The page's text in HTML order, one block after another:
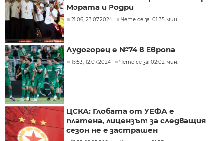
Мората и Родри
21:06, 23.07.2024 Чете се за: 01:35 мин.
Лудогорец е №74 в Европа
15:53, 12.07.2024 Чете се за: 02:02 мин.
ЦСКА: Глобата от УЕФА е
платена, лицензът за следващия
сезон не е застрашен